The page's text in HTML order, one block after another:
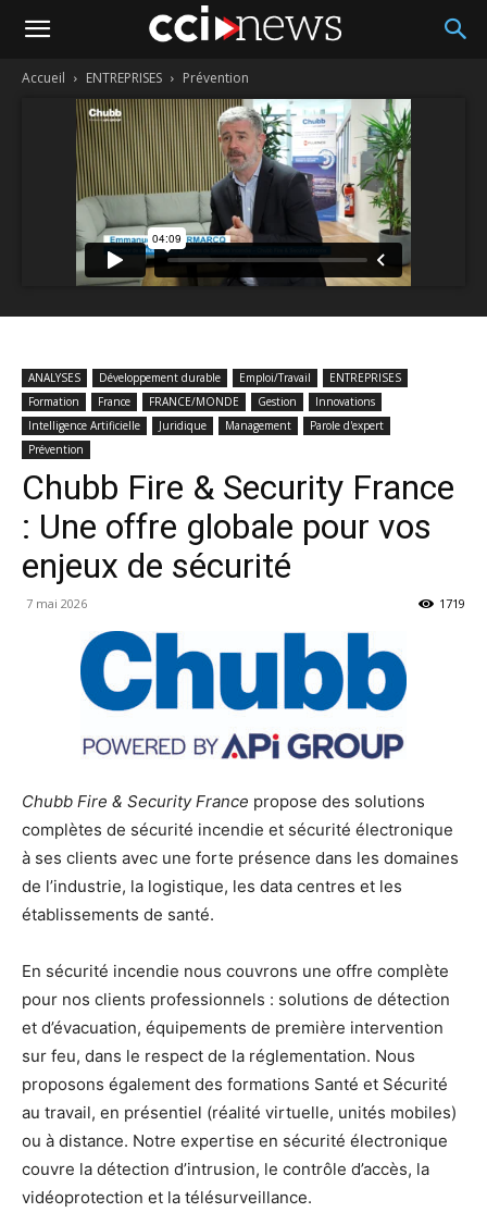
Accueil ENTREPRISES Prévention
ANALYSES Développement durable Emploi/Travail
ENTREPRISES
Formation
France FRANCE/MONDE Gestion
Innovations
Intelligence Artificielle
Juridique Management
Parole d'expert
Prévention
Chubb Fire & Security France
: Une offre globale pour vos
enjeux de sécurité
7 mai 2026 1719
Chubb Fire & Security France propose des solutions
complètes de sécurité incendie et sécurité électronique
à ses clients avec une forte présence dans les domaines
de l’industrie, la logistique, les data centres et les
établissements de santé.
En sécurité incendie nous couvrons une offre complète
pour nos clients professionnels : solutions de détection
et d’évacuation, équipements de première intervention
sur feu, dans le respect de la réglementation. Nous
proposons également des formations Santé et Sécurité
au travail, en présentiel (réalité virtuelle, unités mobiles)
ou à distance. Notre expertise en sécurité électronique
couvre la détection d’intrusion, le contrôle d’accès, la
vidéoprotection et la télésurveillance.